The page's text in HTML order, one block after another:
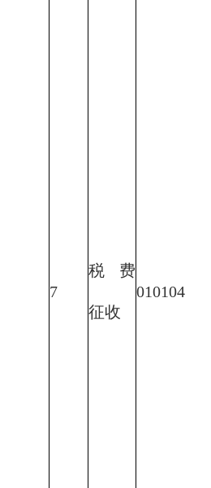
7
税费
征收
010104